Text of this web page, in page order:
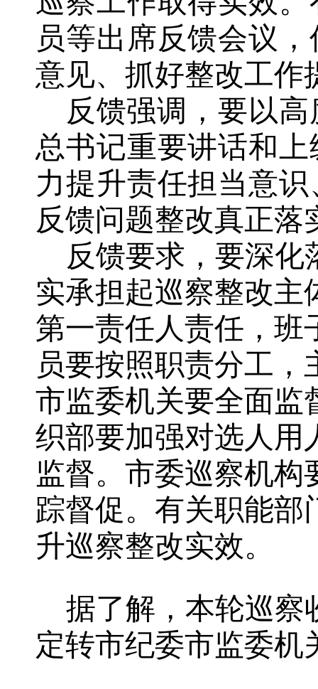
员等出席反馈会议
意见、抓好整改工作
反馈强调，要以
总书记重要讲话和
力提升责任担当意
反馈问题整改真正落
反馈要求，要深
实承担起巡察整改主
第一责任人责任，班
员要按照职责分工
市监委机关要全面监
织部要加强对选人用
监督。 市委巡察机构
踪督促。 有关职能部
升巡察整改实效。
据了解，本轮巡察
定转市纪委市监委机